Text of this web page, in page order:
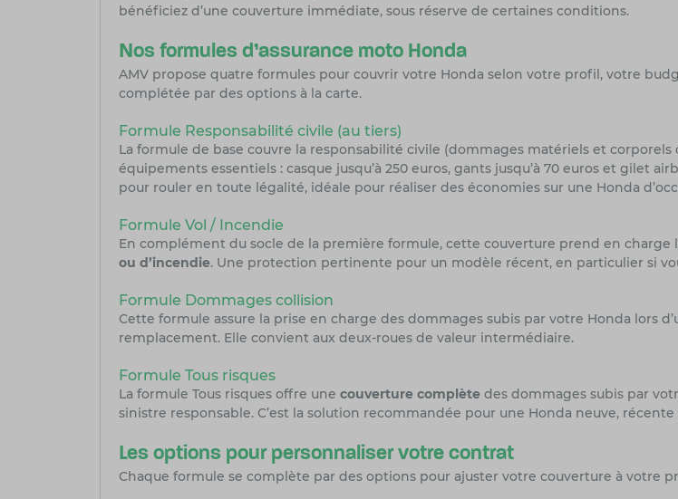
bénéficiez d’une couverture immédiate, sous réserve de certaines conditions.
Nos formules d’assurance moto Honda
AMV propose quatre formules pour couvrir votre Honda selon votre profil, votre
complétée par des options à la carte.
Formule Responsabilité civile (au tiers)
La formule de base couvre la responsabilité civile (dommages matériels et corporels
équipements essentiels : casque jusqu’à 250 euros, gants jusqu’à 70 euros et gilet
pour rouler en toute légalité, idéale pour réaliser des économies sur une Honda
Formule Vol / Incendie
En complément du socle de la première formule, cette couverture prend en charge
ou d’incendie. Une protection pertinente pour un modèle récent, en particulier si
Formule Dommages collision
Cette formule assure la prise en charge des dommages subis par votre Honda lors
remplacement. Elle convient aux deux-roues de valeur intermédiaire.
Formule Tous risques
La formule Tous risques offre une couverture complètedes dommages subis par
sinistre responsable. C’est la solution recommandée pour une Honda neuve,
Les options pour personnaliser votre contrat
Chaque formule se complète par des options pour ajuster votre couverture à votre